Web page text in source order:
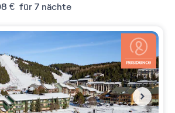
€ für 7 nächte